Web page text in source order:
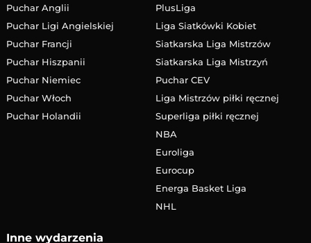
Puchar Anglii
Puchar Ligi Angielskiej
Puchar Francji
Puchar Hiszpanii
Puchar Niemiec
Puchar Włoch
Puchar Holandii
PlusLiga
Liga Siatkówki Kobiet
Siatkarska Liga Mistrzów
Siatkarska Liga Mistrzyń
Puchar CEV
Liga Mistrzów piłki ręcznej
Superliga piłki ręcznej
NBA
Euroliga
Eurocup
Energa Basket Liga
NHL
Inne wydarzenia